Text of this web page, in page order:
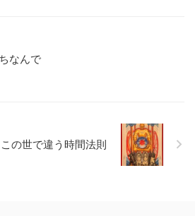
なんで
の世で違う時間法則